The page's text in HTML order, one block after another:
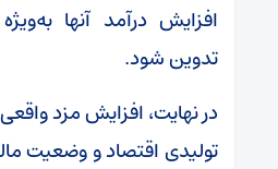
افزایش درآمد آنها
تدوین شود.
در نهایت، افزایش مزد
تولیدی اقتصاد و وضعیت